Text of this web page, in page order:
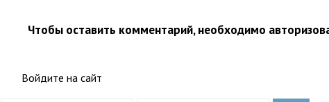
Чтобы оставить комментарий, необходимо
Войдите на сайт